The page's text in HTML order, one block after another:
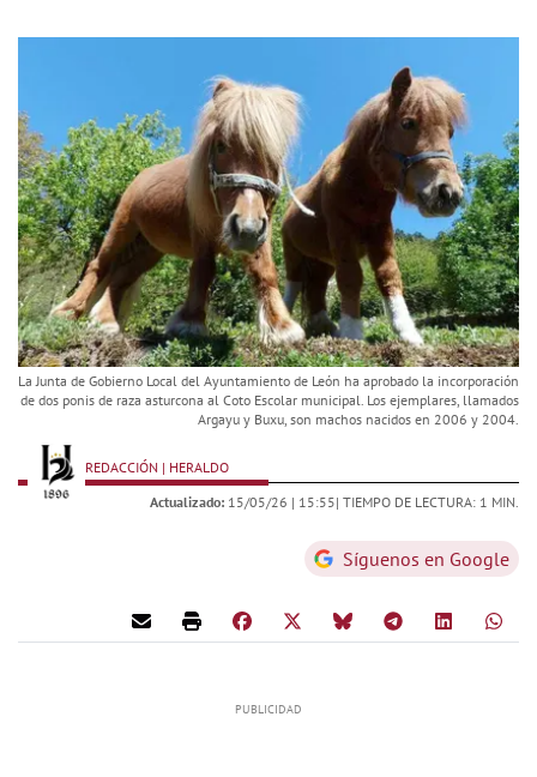
La Junta de Gobierno Local del Ayuntamiento de León ha aprobado la incorporación
de dos ponis de raza asturcona al Coto Escolar municipal. Los ejemplares, llamados
Argayu y Buxu, son machos nacidos en 2006 y 2004.
REDACCIÓN | HERALDO
Actualizado: 15/05/26 | 15:55| TIEMPO DE LECTURA: 1 MIN.
Síguenos en Google